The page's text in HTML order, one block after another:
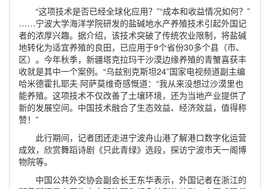
“这项技术是否已经全球化应用？”“成本和收益情况如何？”
……宁波大学海洋学院研发的盐碱地水产养殖技术引起外国记
者的浓厚兴趣。据介绍，该技术突破了传统农业限制，将盐碱
地转化为适宜养殖的良田，已应用于9个省份30多个县（市、
区）。今年秋季，新疆塔克拉玛干沙漠边缘养殖的青蟹喜获丰
收就是其中一个案例。“乌兹别克斯坦24”国家电视频道副主编
哈米德霍扎耶夫·阿萨莫维奇感慨道：“我从来没想过沙漠里也
能养殖。这项技术不仅改善了土壤环境，还为当地产业提供了
新的发展空间。中国技术融合了生态效益、经济效益，值得称
赞！”
此行期间，记者团还走进宁波舟山港了解港口数字化运营
成效，欣赏舞蹈诗剧《只此青绿》选段，探访宁波市天一阁博
物院等。
中国公共外交协会副会长王东华表示，外国记者在浙江的